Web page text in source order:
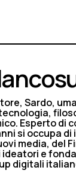
Sardo,
Esperto di
si occupa
media, del
ideatori e
digitali